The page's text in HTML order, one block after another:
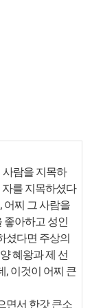
사람을 지목하
를 지목하셨다
어찌 그 사람을
좋아하고 성인
셨다면 주상의
혜왕과 제 선
, 이것이 어찌 큰
면서 한갓 큰소